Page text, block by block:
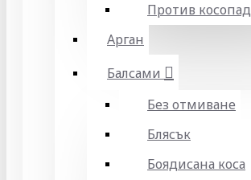
Против косопад
Арган
Балсами
Без отмиване
Блясък
Боядисана коса